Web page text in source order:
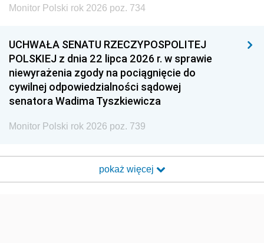
Monitor Polski rok 2026 poz. 734
UCHWAŁA SENATU RZECZYPOSPOLITEJ
POLSKIEJ z dnia 22 lipca 2026 r. w sprawie
niewyrażenia zgody na pociągnięcie do
cywilnej odpowiedzialności sądowej
senatora Wadima Tyszkiewicza
Monitor Polski rok 2026 poz. 739
pokaż więcej